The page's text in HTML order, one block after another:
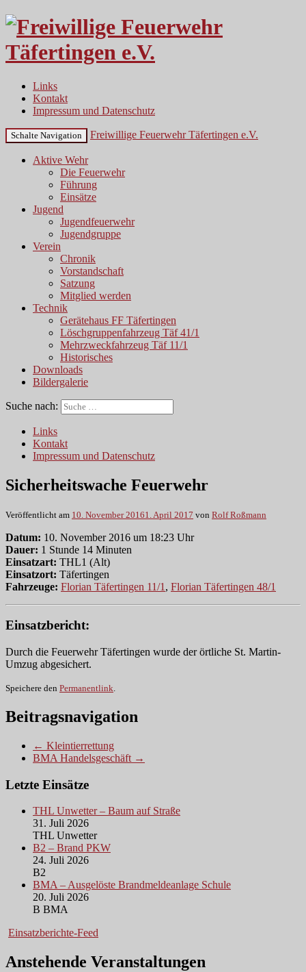
Links
Kontakt
Impressum und Datenschutz
Schalte Navigation Freiwillige Feuerwehr Täfertingen e.V.
Aktive Wehr
Die Feuerwehr
Führung
Einsätze
Jugend
Jugendfeuerwehr
Jugendgruppe
Verein
Chronik
Vorstandschaft
Satzung
Mitglied werden
Technik
Gerätehaus FF Täfertingen
Löschgruppenfahrzeug Täf 41/1
Mehrzweckfahrzeug Täf 11/1
Historisches
Downloads
Bildergalerie
Suche nach:
Links
Kontakt
Impressum und Datenschutz
Sicherheitswache Feuerwehr
Veröffentlicht am 10. November 20161. April 2017 von Rolf Roßmann
Datum: 10. November 2016 um 18:23 Uhr
Dauer: 1 Stunde 14 Minuten
Einsatzart: THL1 (Alt)
Einsatzort: Täfertingen
Fahrzeuge: Florian Täfertingen 11/1 , Florian Täfertingen 48/1
Einsatzbericht:
Durch die Feuerwehr Täfertingen wurde der örtliche St. Martin-
Umzug abgesichert.
Speichere den Permanentlink.
Beitragsnavigation
← Kleintierrettung
BMA Handelsgeschäft →
Letzte Einsätze
THL Unwetter – Baum auf Straße
31. Juli 2026
THL Unwetter
B2 – Brand PKW
24. Juli 2026
B2
BMA – Ausgelöste Brandmeldeanlage Schule
20. Juli 2026
B BMA
Einsatzberichte-Feed
Anstehende Veranstaltungen